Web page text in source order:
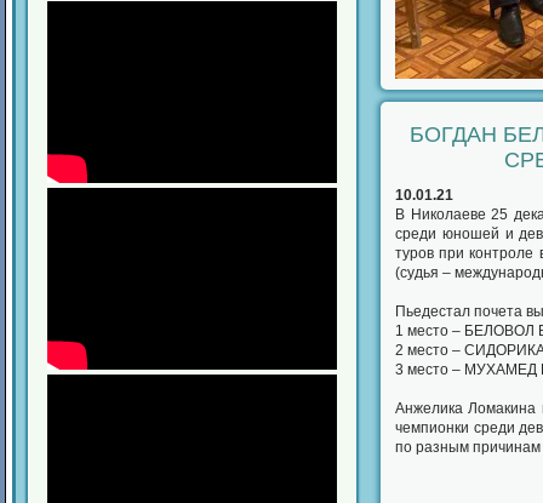
БОГДАН
10.01.21
В Николаеве 25
среди юношей и
туров при
(судья –
Пьедестал почета
1 место – БЕЛОВОЛ
2 место – СИДОРИКА
3 место – МУХАМЕД
Анжелика Ломакина
чемпионки среди
по разным причинам